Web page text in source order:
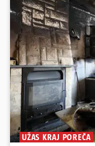
UŽAS KRAJ POREČA